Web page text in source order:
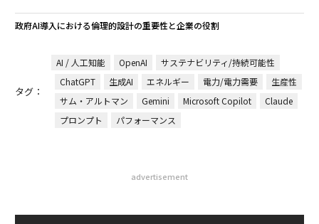
政府AI導入における倫理的設計の重要性と企業の役割
タグ：
AI / 人工知能 OpenAI
サステナビリティ/持続可能性
ChatGPT
生成AI エネルギー 電力/電力需要
生産性
サム・アルトマン
Gemini Microsoft Copilot
Claude
プロンプト
パフォーマンス
advertisement